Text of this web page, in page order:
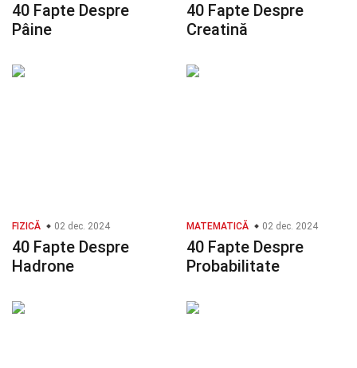
40 Fapte Despre
Pâine
40 Fapte Despre
Creatină
FIZICĂ 02 dec. 2024
40 Fapte Despre
Hadrone
MATEMATICĂ 02 dec. 2024
40 Fapte Despre
Probabilitate